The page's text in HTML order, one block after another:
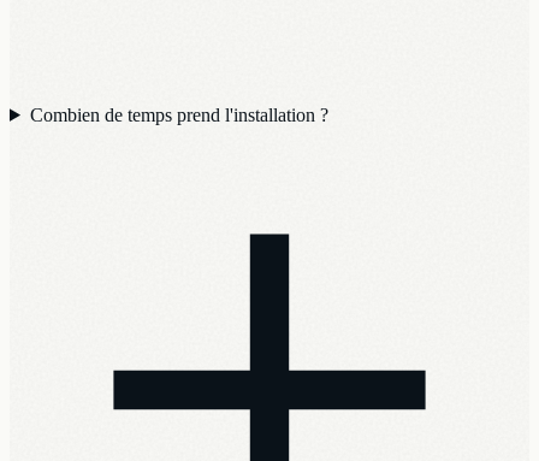
Combien de temps prend l'installation ?